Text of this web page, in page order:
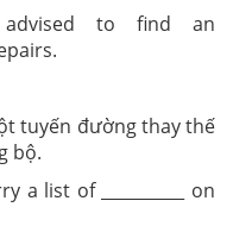
to find an
tuyến đường thay thế
bộ.
list of __________ on